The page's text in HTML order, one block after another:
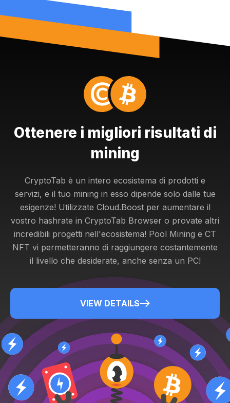
Ottenere i migliori risultati di
mining
CryptoTab è un intero ecosistema di prodotti e
servizi, e il tuo mining in esso dipende solo dalle tue
esigenze! Utilizzate Cloud.Boost per aumentare il
vostro hashrate in CryptoTab Browser o provate altri
incredibili progetti nell'ecosistema! Pool Mining e CT
NFT vi permetteranno di raggiungere costantemente
il livello che desiderate, anche senza un PC!
VIEW DETAILS